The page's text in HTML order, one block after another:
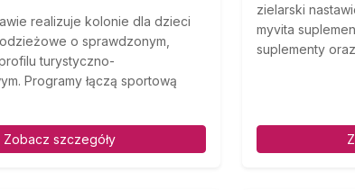
realizuje kolonie dla dzieci
o sprawdzonym,
turystyczno-
Programy łączą sportową
Zobacz szczegóły
zielarski
myvita
suplementy